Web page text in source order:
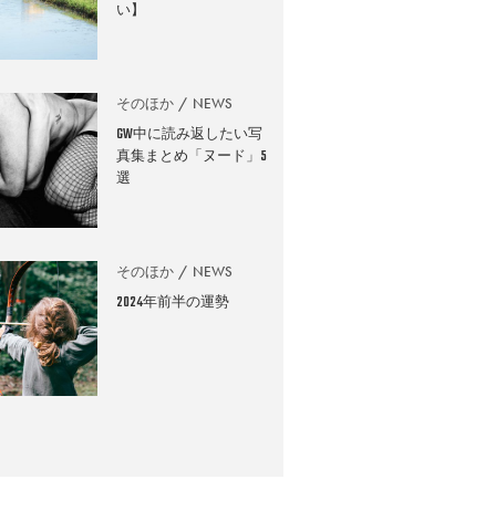
い】
そのほか NEWS
GW中に読み返したい写
真集まとめ「ヌード」5
選
そのほか NEWS
2024年前半の運勢